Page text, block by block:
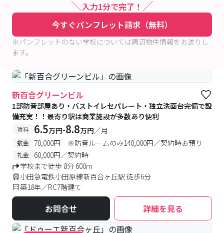
入力1分で完了！
今すぐパンフレット請求（無料）
※パンフレットのない学校については周辺物件情報をお送りし
ます。
新百合グリーンビル
1部防音部屋あり・バストイレセパレート・独立洗面台完備で設
備充実！！最寄り駅は商業施設が多数あり便利
賃料 6.5万円-8.8万円／月
敷金 70,000円 ※防音ルームのみ140,000円／契約時お預り
礼金
60,000円／契約時
学校まで徒歩 8分 600m
小田急電鉄小田原線新百合ヶ丘駅 徒歩6分
築18年／RC7階建て
お問合せ 詳細を見る